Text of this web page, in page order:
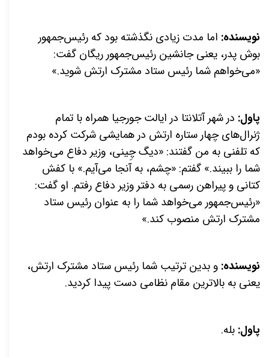
نویسنده: اما مدت زیادی نگذشته بود که رئیس‌جمهور
بوش پدر، یعنی جانشین رئیس‌جمهور ریگان گفت:
«می‌خواهم شما رئیس ستاد مشترک ارتش شوید.»
پاول: در شهر آتلانتا در ایالت جورجیا همراه با تمام
ژنرال‌های چهار ستاره ارتش در همایشی شرکت کرده بودم
که تلفنی به من گفتند: «دیگ چِینی، وزیر دفاع می‌خواهد
شما را ببیند.» گفتم: «چشم، به آنجا می‌آیم.» با کفش
کتانی و پیراهن رسمی به دفتر وزیر دفاع رفتم. او گفت:
«رئیس‌جمهور می‌خواهد شما را به عنوان رئیس ستاد
مشترک ارتش منصوب کند.»
نویسنده: و بدین ترتیب شما رئیس ستاد مشترک ارتش،
یعنی به بالاترین مقام نظامی دست پیدا کردید.
پاول: بله.